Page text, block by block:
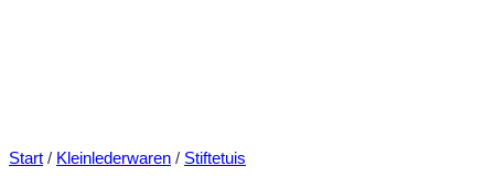
Start / Kleinlederwaren / Stiftetuis